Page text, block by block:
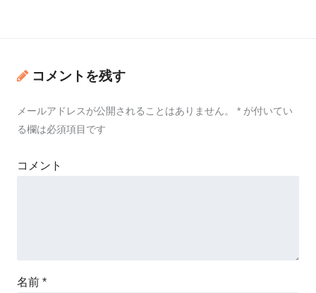
コメントを残す
メールアドレスが公開されることはありません。 * が付いてい
る欄は必須項目です
コメント
名前 *